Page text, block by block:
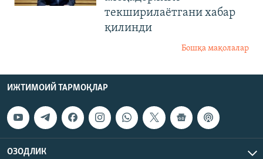
текширилаётгани хабар
қилинди
Бошқа мақолалар
ИЖТИМОИЙ ТАРМОҚЛАР
ОЗОДЛИК